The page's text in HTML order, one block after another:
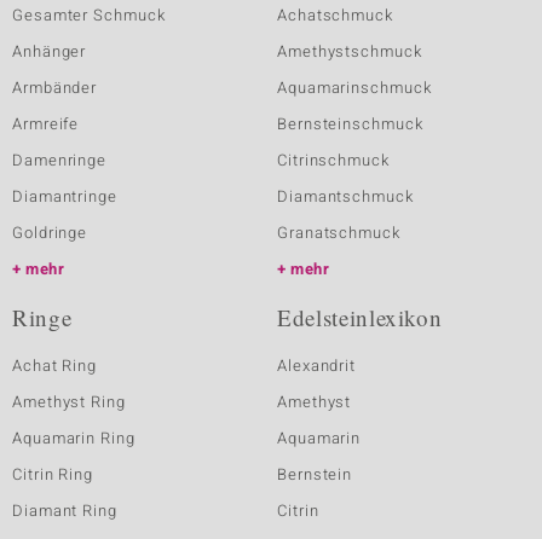
Gesamter Schmuck
Anhänger
Armbänder
Armreife
Damenringe
Diamantringe
Goldringe
mehr
Achatschmuck
Amethystschmuck
Aquamarinschmuck
Bernsteinschmuck
Citrinschmuck
Diamantschmuck
Granatschmuck
mehr
Ringe
Achat Ring
Amethyst Ring
Aquamarin Ring
Citrin Ring
Diamant Ring
Edelsteinlexikon
Alexandrit
Amethyst
Aquamarin
Bernstein
Citrin